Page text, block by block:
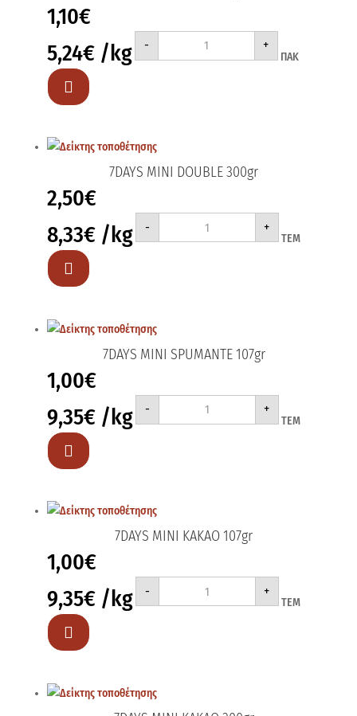
1,10€
5,24€ /kg -
7DAYS
3Χ70gr
+
ΠΑΚ

7DAYS MINI DOUBLE 300gr
2,50€
8,33€ /kg -
7DAYS
DOUBLE
+
ΤΕΜ

7DAYS MINI SPUMANTE 107gr
1,00€
9,35€ /kg -
7DAYS
SPUMANTE
+
ΤΕΜ

7DAYS MINI ΚΑΚΑΟ 107gr
1,00€
9,35€ /kg -
7DAYS
ΚΑΚΑΟ
+
ΤΕΜ
